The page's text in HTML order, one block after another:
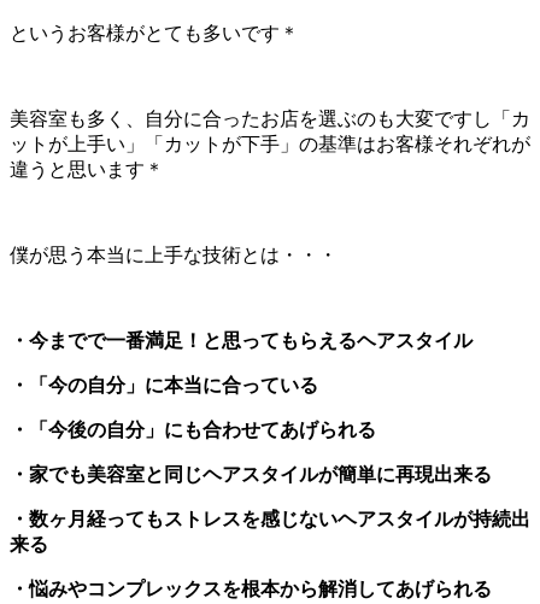
というお客様がとても多いです＊
美容室も多く、自分に合ったお店を選ぶのも大変ですし「カ
ットが上手い」「カットが下手」の基準はお客様それぞれが
違うと思います＊
僕が思う本当に上手な技術とは・・・
・今までで一番満足！と思ってもらえるヘアスタイル
・「今の自分」に本当に合っている
・「今後の自分」にも合わせてあげられる
・家でも美容室と同じヘアスタイルが簡単に再現出来る
・数ヶ月経ってもストレスを感じないヘアスタイルが持続出
来る
・悩みやコンプレックスを根本から解消してあげられる